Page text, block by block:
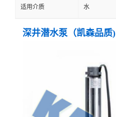
适用介质 水
深井潜水泵（凯森品质)